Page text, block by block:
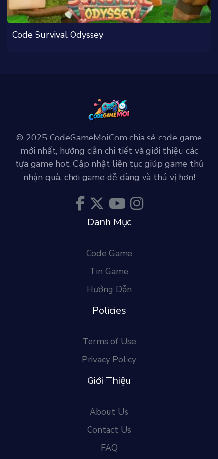
Code Survival Odyssey
© 2025 CodeGameMoi.Com chia sẻ code game
mới nhất, hướng dẫn chi tiết và giới thiệu các
tựa game hot. Cập nhật liên tục giúp game thủ
nhận quà, chơi game dễ dàng và thú vị hơn!
Danh Mục
Code Game
Tin Game
Hướng Dẫn
Policies
Terms of Use
Privacy Policy
Giới Thiệu
About Us
Contact Us
FAQ